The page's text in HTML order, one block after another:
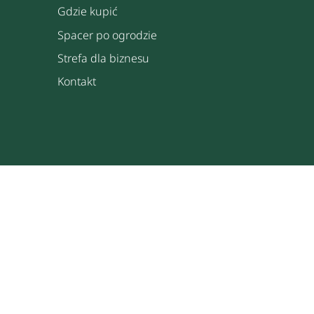
Gdzie kupić
Spacer po ogrodzie
Strefa dla biznesu
Kontakt